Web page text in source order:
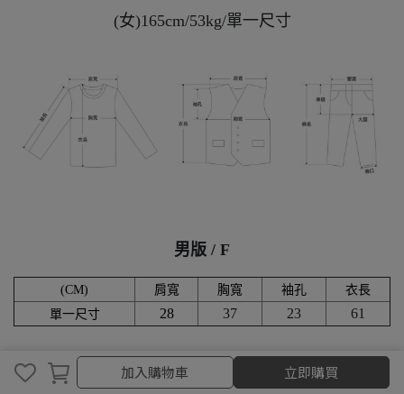
取消 完成
加入購物車 立即購買
(女)165cm/53kg/單一尺寸
男版 / F
(CM) 肩寬 胸寬 袖孔
衣長
單一尺寸
28 37 23 61